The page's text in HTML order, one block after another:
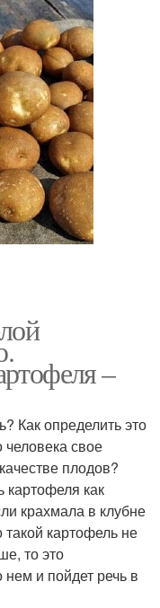
–
Как определить это
человека свое
плодов?
картофеля как
крахмала в клубне
картофель не
то это
и пойдет речь в